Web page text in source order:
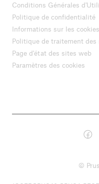
Conditions Générales
Politique de confidentialité
Informations sur les cookies
Politique de traitement
Page d'état des sites web
Paramètres des cookies
©